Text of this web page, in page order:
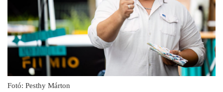
Fotó: Pesthy Márton